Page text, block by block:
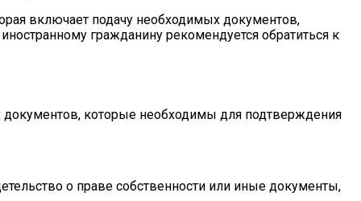
На Участке
включает подачу необходимых документов,
гражданину рекомендуется обратиться к
документов, которые необходимы для подтверждения
о праве собственности или иные документы,